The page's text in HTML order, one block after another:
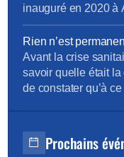
inauguré en 2020 à
Gare-La-Vallée.
national du syndicat
jeudi de passage à
salariés et évoquer
Alors que les
Rien n’est
Avant la crise
savoir quelle était
de constater qu’à
plutôt que de
savoir davantage ?
Prochains